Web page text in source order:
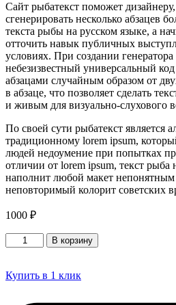
Сайт рыбатекст поможет
сгенерировать несколько абзацев
текста рыбы на русском языке, а
отточить навык публичных
условиях. При создании
небезизвестный универсальный
абзацами случайным образом от
в абзаце, что позволяет сделать
и живым для визуально-слухового
По своей сути рыбатекст является
традиционному lorem ipsum,
людей недоумение при попытках
отличии от lorem ipsum, текст рыба
наполнит любой макет
неповторимый колорит советских
1000 ₽
Количество
товара
стена
В корзину
Купить в 1 клик